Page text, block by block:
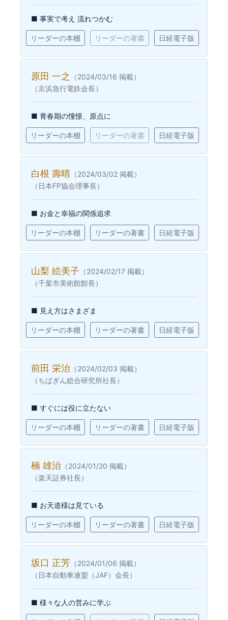
■ 事実で考え 流れつかむ
リーダーの本棚 リーダーの著書 日経電子版
原田 一之
（2024/03/16 掲載）
（京浜急行電鉄会長）
■ 青春期の憧憬、原点に
リーダーの本棚 リーダーの著書 日経電子版
白根 壽晴 （2024/03/02 掲載）
（日本FP協会理事長）
■ お金と幸福の関係追求
リーダーの本棚 リーダーの著書 日経電子版
山梨 絵美子 （2024/02/17 掲載）
（千葉市美術館館長）
■ 見え方はさまざま
リーダーの本棚 リーダーの著書 日経電子版
前田 栄治 （2024/02/03 掲載）
（ちばぎん総合研究所社長）
■ すぐには役に立たない
リーダーの本棚 リーダーの著書 日経電子版
楠 雄治 （2024/01/20 掲載）
（楽天証券社長）
■ お天道様は見ている
リーダーの本棚 リーダーの著書 日経電子版
坂口 正芳 （2024/01/06 掲載）
（日本自動車連盟（JAF）会長）
■ 様々な人の営みに学ぶ